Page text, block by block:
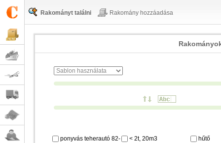
Rakományt találni Rakomány hozzáadása
ponyvás teherautó 82-
< 2t, 20m3
hűtő